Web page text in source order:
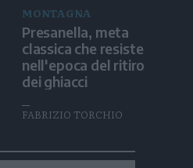
MONTAGNA
Presanella, meta
classica che resiste
nell'epoca del ritiro
dei ghiacci
FABRIZIO TORCHIO